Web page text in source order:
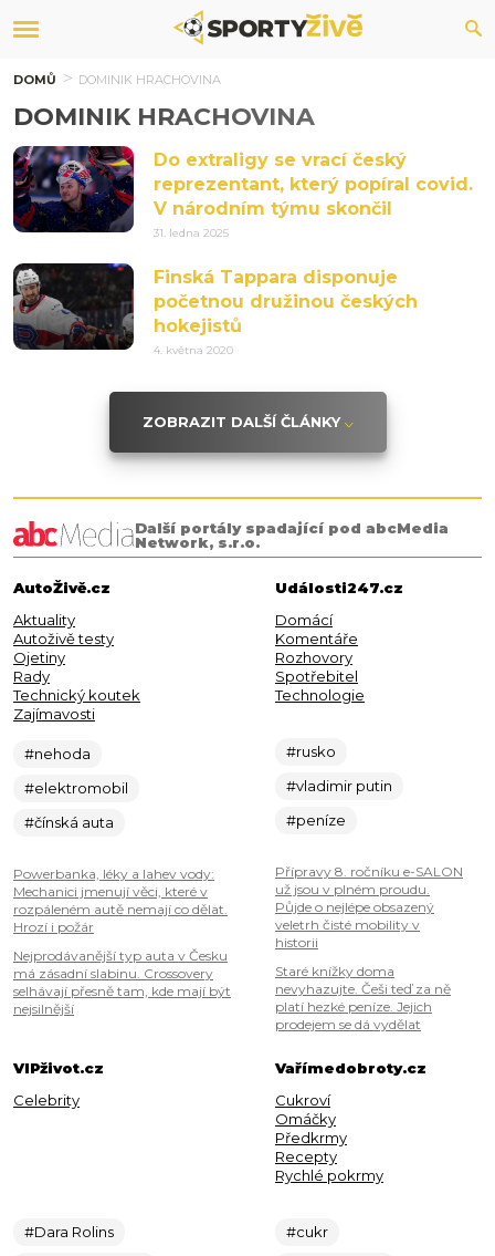
DOMŮ DOMINIK HRACHOVINA
DOMINIK HRACHOVINA
Do extraligy se vrací český
reprezentant, který popíral covid.
V národním týmu skončil
31. ledna 2025
Finská Tappara disponuje
početnou družinou českých
hokejistů
4. května 2020
ZOBRAZIT DALŠÍ ČLÁNKY
Další portály spadající pod abcMedia
Network, s.r.o.
AutoŽivě.cz
Aktuality
Autoživě testy
Ojetiny
Rady
Technický koutek
Zajímavosti
#nehoda
#elektromobil
#čínská auta
Powerbanka, léky a lahev vody:
Mechanici jmenují věci, které v
rozpáleném autě nemají co dělat.
Hrozí i požár
Nejprodávanější typ auta v Česku
má zásadní slabinu. Crossovery
selhávají přesně tam, kde mají být
nejsilnější
Události247.cz
Domácí
Komentáře
Rozhovory
Spotřebitel
Technologie
#rusko
#vladimir putin
#peníze
Přípravy 8. ročníku e-SALON
už jsou v plném proudu.
Půjde o nejlépe obsazený
veletrh čisté mobility v
historii
Staré knížky doma
nevyhazujte. Češi teď za ně
platí hezké peníze. Jejich
prodejem se dá vydělat
VIPživot.cz
Celebrity
#Dara Rolins
Vařímedobroty.cz
Cukroví
Omáčky
Předkrmy
Recepty
Rychlé pokrmy
#cukr